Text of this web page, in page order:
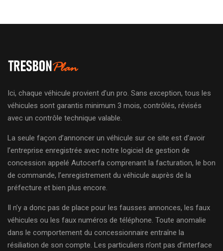
Ici, chaque véhicule provient d’un pro. Sans exception, tous les
véhicules sont garantis minimum 3 mois, contrôlés, révisés
avec un contrôle technique valable.
La seule façon d’annoncer un véhicule sur ce site est d’avoir
l’entreprise enregistrée avec notre logiciel de gestion de
concession appelé Autocerfa comprenant la facturation, le bon
de commande, l’enregistrement du véhicule auprès de la
préfecture et bien plus encore.
Il n’y a donc pas de place pour les fausses annonces, les faux
véhicules ou les faux numéros de téléphone. Toute anomalie
dans le comportement du concessionnaire entraîne la
résiliation de son compte. Les particuliers n’ont pas d’interface